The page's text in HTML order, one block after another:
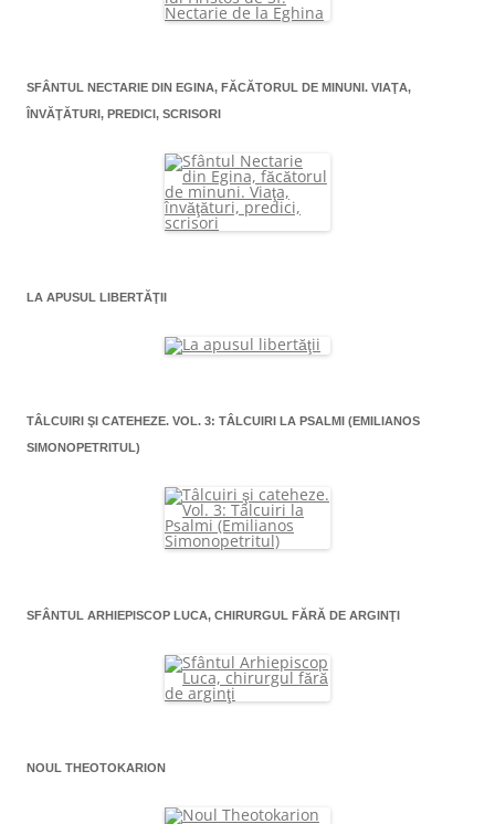
SFÂNTUL NECTARIE DIN EGINA, FĂCĂTORUL DE MINUNI. VIAŢA,
ÎNVĂŢĂTURI, PREDICI, SCRISORI
LA APUSUL LIBERTĂŢII
TÂLCUIRI ŞI CATEHEZE. VOL. 3: TÂLCUIRI LA PSALMI (EMILIANOS
SIMONOPETRITUL)
SFÂNTUL ARHIEPISCOP LUCA, CHIRURGUL FĂRĂ DE ARGINŢI
NOUL THEOTOKARION